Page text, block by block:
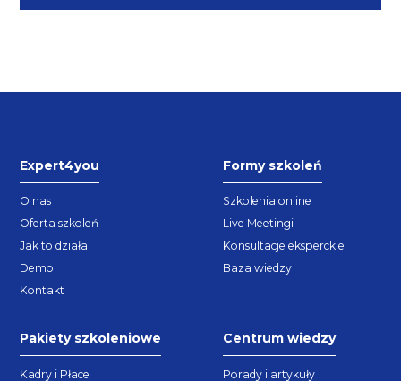
Expert4you
O nas
Oferta szkoleń
Jak to działa
Demo
Kontakt
Formy szkoleń
Szkolenia online
Live Meetingi
Konsultacje eksperckie
Baza wiedzy
Pakiety szkoleniowe
Kadry i Płace
Centrum wiedzy
Porady i artykuły